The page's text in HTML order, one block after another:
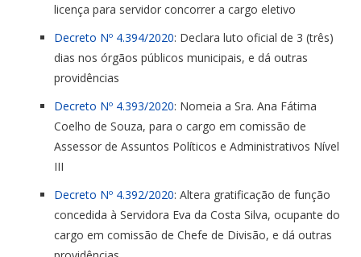
licença para servidor concorrer a cargo eletivo
Decreto Nº 4.394/2020: Declara luto oficial de 3 (três)
dias nos órgãos públicos municipais, e dá outras
providências
Decreto Nº 4.393/2020: Nomeia a Sra. Ana Fátima
Coelho de Souza, para o cargo em comissão de
Assessor de Assuntos Políticos e Administrativos Nível
III
Decreto Nº 4.392/2020: Altera gratificação de função
concedida à Servidora Eva da Costa Silva, ocupante do
cargo em comissão de Chefe de Divisão, e dá outras